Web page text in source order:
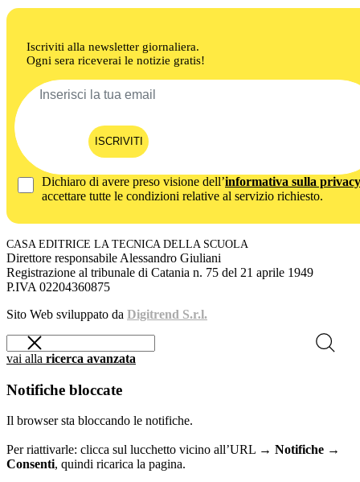
Iscriviti alla newsletter giornaliera.
Ogni sera riceverai le notizie gratis!
ISCRIVITI
Dichiaro di avere preso visione dell’informativa sulla privacy
accettare tutte le condizioni relative al servizio richiesto.
CASA EDITRICE LA TECNICA DELLA SCUOLA
Direttore responsabile Alessandro Giuliani
Registrazione al tribunale di Catania n. 75 del 21 aprile 1949
P.IVA 02204360875
Sito Web sviluppato da Digitrend S.r.l.
vai alla ricerca avanzata
Notifiche bloccate
Il browser sta bloccando le notifiche.
Per riattivarle: clicca sul lucchetto vicino all’URL → Notifiche →
Consenti, quindi ricarica la pagina.